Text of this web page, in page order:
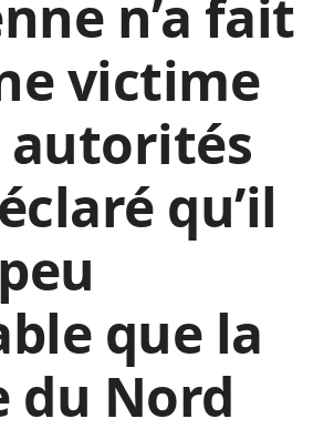
n’a fait
victime
autorités
qu’il
que la
du Nord